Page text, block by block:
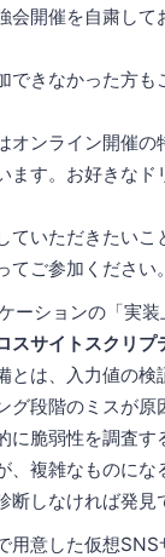
会開催を自粛して
できなかった方も
オンライン開催の
ます。お好きなド
ていただきたい
てご参加ください。
ーションの「実
スサイトスクリプ
とは、入力値の検
グ段階のミスが原
に脆弱性を調査す
、複雑なものにな
断しなければ発見
用意した仮想